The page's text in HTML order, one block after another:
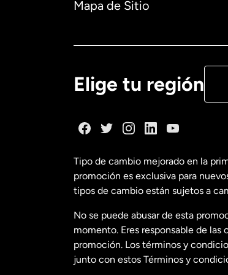
Mapa de Sitio
Elige tu región
Tipo de cambio mejorado en la
promoción es exclusiva para
tipos de cambio están sujetos a
No se puede abusar de esta
momento. Eres responsable de
promoción. Los términos y
junto con estos Términos y